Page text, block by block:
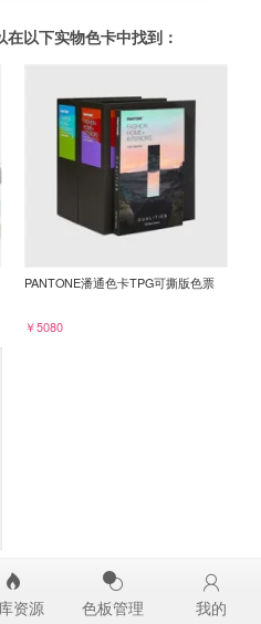
以下实物色卡中找到：
PANTONE潘通色卡TPG可撕版色票
￥5080
资源 色板管理 我的